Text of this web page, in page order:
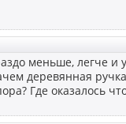
меньше, легче и
деревянная
Где оказалось